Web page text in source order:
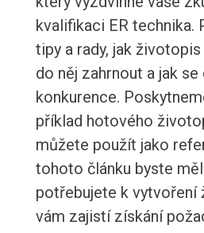
kvalifikaci ER technika.
tipy a rady, jak
do něj zahrnout a jak
konkurence.
příklad hotového
můžete použít jako
tohoto článku byste
potřebujete k vytvoření
vám zajistí získání